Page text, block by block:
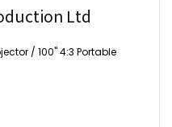
Ltd
/ 100" 4:3 Portable